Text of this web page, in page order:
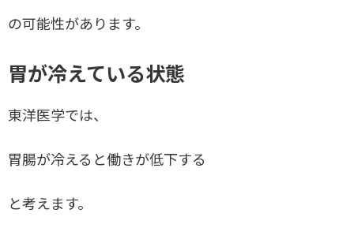
の可能性があります。
胃が冷えている状態
東洋医学では、
胃腸が冷えると働きが低下する
と考えます。